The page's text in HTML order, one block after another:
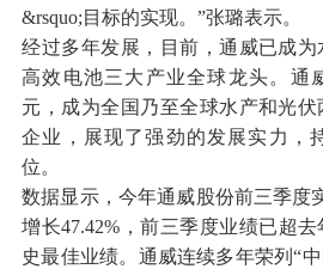
&rsquo;目标的实现。”张璐表示。
经过多年发展，目前，通威已成为
高效电池三大产业全球龙头。通
元，成为全国乃至全球水产和光
企业，展现了强劲的发展实力，
位。
数据显示，今年通威股份前三季度
增长47.42%，前三季度业绩已超
史最佳业绩。通威连续多年荣列“